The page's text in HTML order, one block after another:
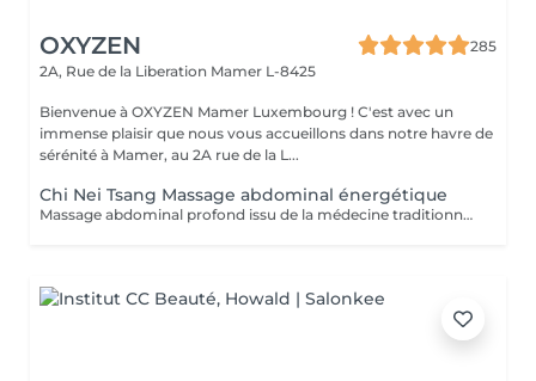
OXYZEN
285
2A, Rue de la Liberation Mamer L-8425
Bienvenue à OXYZEN Mamer Luxembourg ! C'est avec un
immense plaisir que nous vous accueillons dans notre havre de
sérénité à Mamer, au 2A rue de la L...
Chi Nei Tsang Massage abdominal énergétique
Massage abdominal profond issu de la médecine traditionnelle chinoise aidant à libérer les tensions du ventre et à retrouver légèreté et équilibre.